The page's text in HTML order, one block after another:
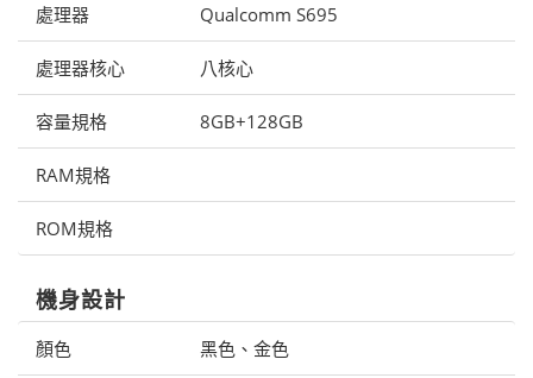
處理器 Qualcomm S695
處理器核心 八核心
容量規格 8GB+128GB
RAM規格
ROM規格
機身設計
顏色 黑色、金色